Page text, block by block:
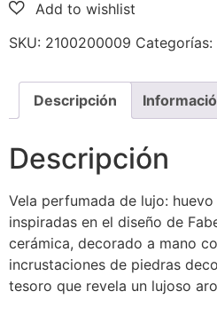
SKU: 2100200009 Categorías:
Descripción
Descripción
Vela perfumada de lujo:
inspiradas en el diseño de
cerámica, decorado a mano
incrustaciones de piedras
tesoro que revela un lujoso